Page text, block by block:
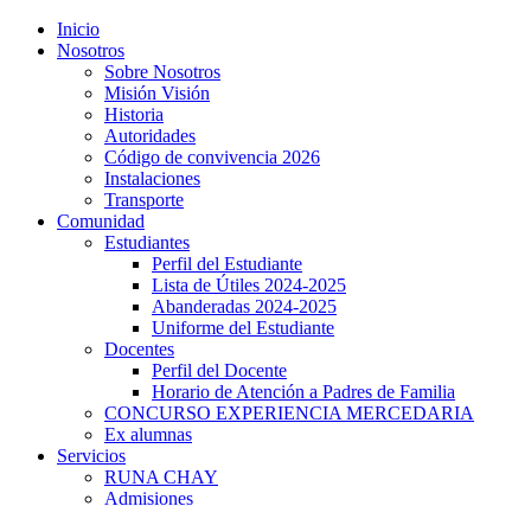
Inicio
Nosotros
Sobre Nosotros
Misión Visión
Historia
Autoridades
Código de convivencia 2026
Instalaciones
Transporte
Comunidad
Estudiantes
Perfil del Estudiante
Lista de Útiles 2024-2025
Abanderadas 2024-2025
Uniforme del Estudiante
Docentes
Perfil del Docente
Horario de Atención a Padres de Familia
CONCURSO EXPERIENCIA MERCEDARIA
Ex alumnas
Servicios
RUNA CHAY
Admisiones